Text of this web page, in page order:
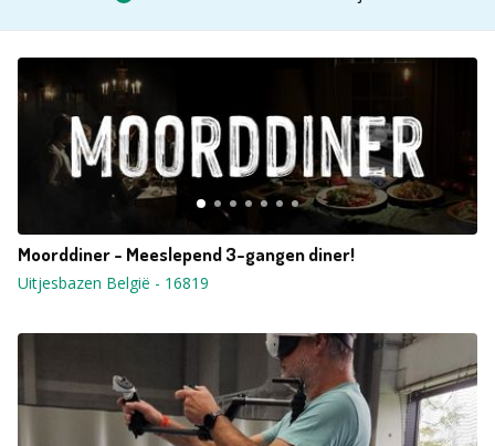
Moorddiner - Meeslepend 3-gangen diner!
Uitjesbazen België - 16819